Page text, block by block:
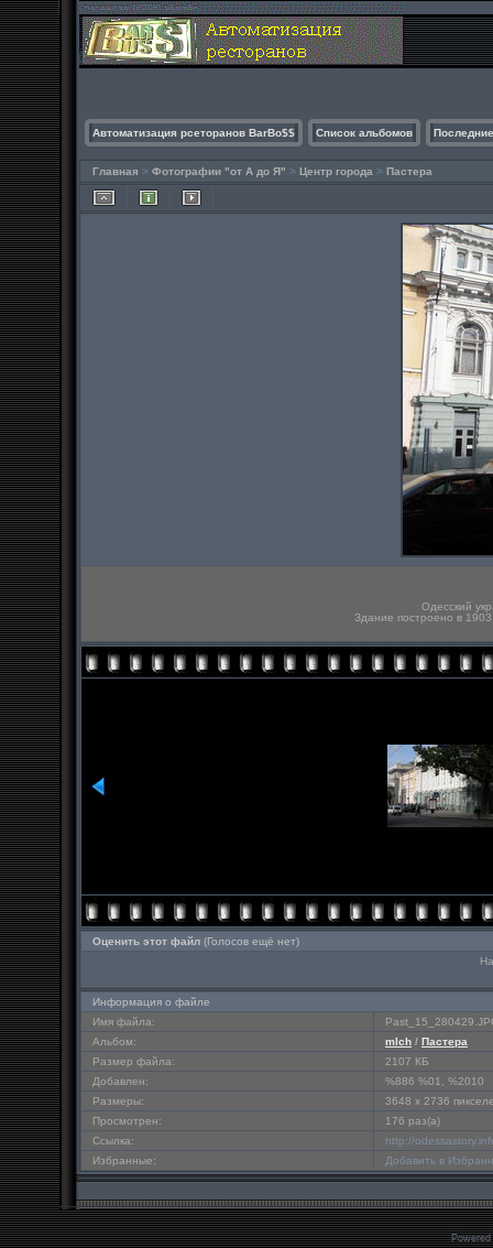
Автоматизация рсеторанов BarBo$$ Список альбомов
Главная > Фотографии "от А до Я" > Центр города > Пастера
Одесский
Здание построено в
Оценить этот файл (Голосов ещё нет)
Информация о файле
Имя файла:
Альбом:
mlch / Пастера
Размер файла:
2107 КБ
Добавлен:
%886 %01, %2010
Размеры:
3648 x 2736
Просмотрен:
176 раз(а)
Ссылка:
http://
Избранные:
Добавить в